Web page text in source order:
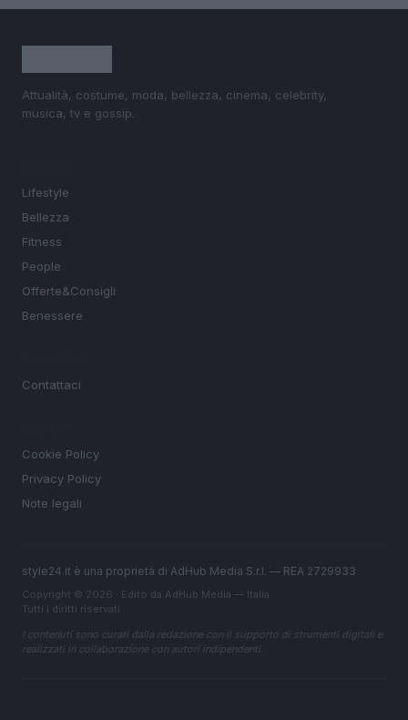
Attualità, costume, moda, bellezza, cinema, celebrity,
musica, tv e gossip.
Lifestyle
Bellezza
Fitness
People
Offerte&Consigli
Benessere
Contattaci
Cookie Policy
Privacy Policy
Note legali
style24.it è una proprietà di AdHub Media S.r.l. — REA 2729933
Copyright © 2026 · Edito da AdHub Media — Italia
Tutti i diritti riservati
I contenuti sono curati dalla redazione con il supporto di strumenti digitali e
realizzati in collaborazione con autori indipendenti.